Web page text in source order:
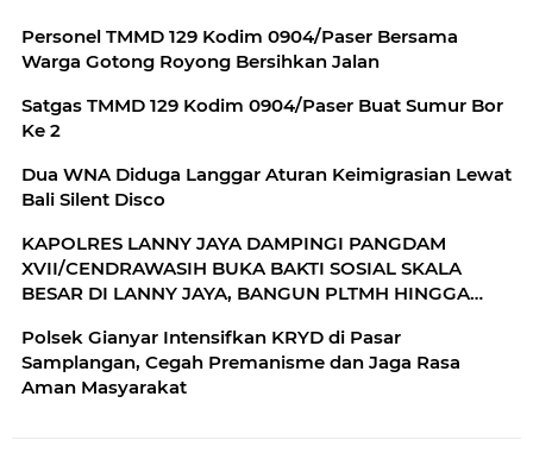
Personel TMMD 129 Kodim 0904/Paser Bersama
Warga Gotong Royong Bersihkan Jalan
Satgas TMMD 129 Kodim 0904/Paser Buat Sumur Bor
Ke 2
Dua WNA Diduga Langgar Aturan Keimigrasian Lewat
Bali Silent Disco
KAPOLRES LANNY JAYA DAMPINGI PANGDAM
XVII/CENDRAWASIH BUKA BAKTI SOSIAL SKALA
BESAR DI LANNY JAYA, BANGUN PLTMH HINGGA
Polsek Gianyar Intensifkan KRYD di Pasar
Samplangan, Cegah Premanisme dan Jaga Rasa
Aman Masyarakat